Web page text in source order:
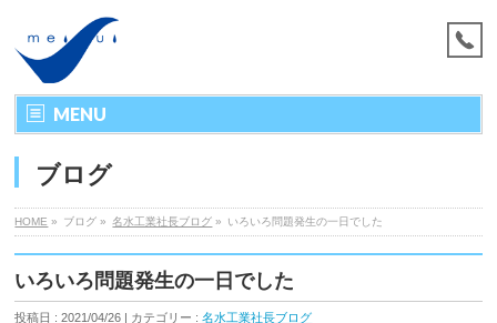
MENU
ブログ
HOME » ブログ » 名水工業社長ブログ » いろいろ問題発生の一日でした
いろいろ問題発生の一日でした
投稿日 : 2021/04/26 | カテゴリー :名水工業社長ブログ